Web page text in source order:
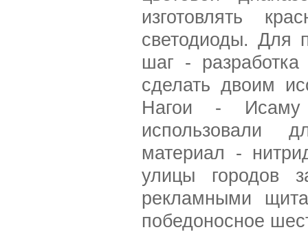
изготовлять
светодиоды. Для
шаг -
сделать двоим
Нагои - Исаму
использовали
материал -
улицы городов
рекламными
победоносное